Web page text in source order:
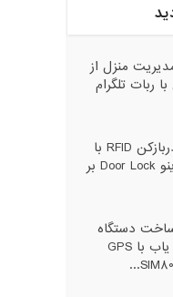
منزل از
ربات تلگرام
ساخت دربازکن RFID با
برد آردوینو Door Lock بر
دستگاه
موقیعت یاب با GPS